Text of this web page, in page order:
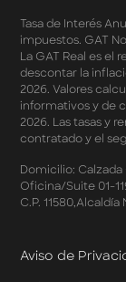
Términos y
Preferentes
Términos y
AWIN
Pago de
Marzo 2026
Términos y
Cashback
Términos y
Apartados
Tasa de Interés
impuestos. GAT
La GAT Real es el
descontar la
2026. Valores
informativos y de
2026. Las tasas y
contratado y el
Domicilio: Calzada
Oficina/Suite 01-
C.P.
Aviso de